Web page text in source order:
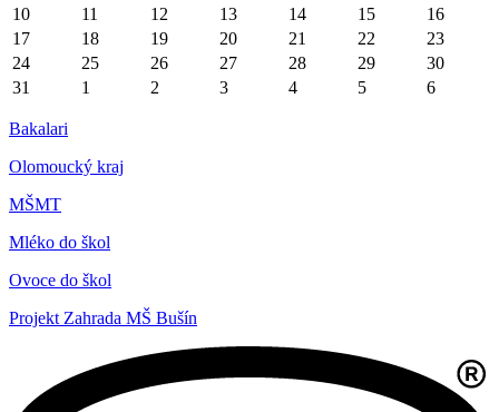
10 11 12 13 14 15
16
17
18 19 20 21 22
23
24
25 26 27 28 29
30
31
1 2 3 4 5 6
Bakalari
Olomoucký kraj
MŠMT
Mléko do škol
Ovoce do škol
Projekt Zahrada MŠ Bušín